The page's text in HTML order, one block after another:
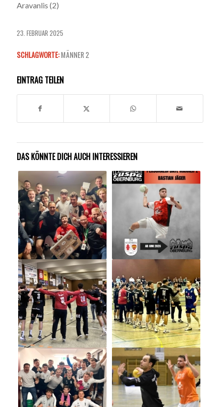
Aravanlis (2)
23. FEBRUAR 2025
SCHLAGWORTE: MÄNNER 2
EINTRAG TEILEN
DAS KÖNNTE DICH AUCH INTERESSIEREN